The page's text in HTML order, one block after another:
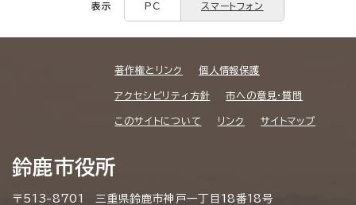
表示 PC スマートフォン
著作権とリンク 個人情報保護
アクセシビリティ方針 市への意見・質問
このサイトについて リンク サイトマップ
鈴鹿市役所
〒513-8701 三重県鈴鹿市神戸一丁目18番18号